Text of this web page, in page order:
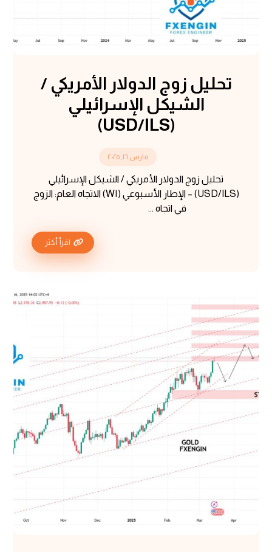
تحليل زوج الدولار الأمريكي /
الشيكل الإسرائيلي
(USD/ILS)
مارس ١٦, ٢٠٢٥
تحليل زوج الدولار الأمريكي / الشيكل الإسرائيلي
(USD/ILS) – الإطار الأسبوعي (W١) الاتجاه العام: الزوج
في اتجاه ...
اقرأ أكثر